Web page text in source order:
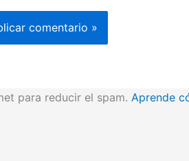
para reducir el spam. Aprende